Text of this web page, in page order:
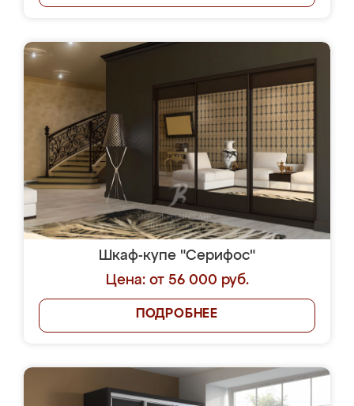
Шкаф-купе "Серифос"
Цена: от 56 000 руб.
ПОДРОБНЕЕ